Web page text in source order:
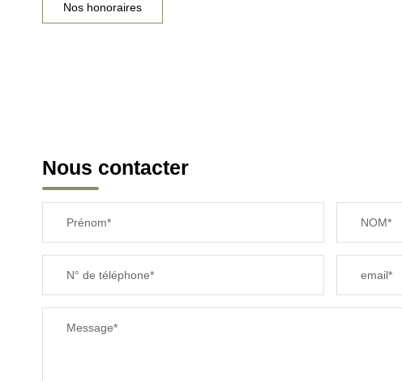
Nos honoraires
Nous contacter
Prénom* NOM*
N° de téléphone* email*
Message*